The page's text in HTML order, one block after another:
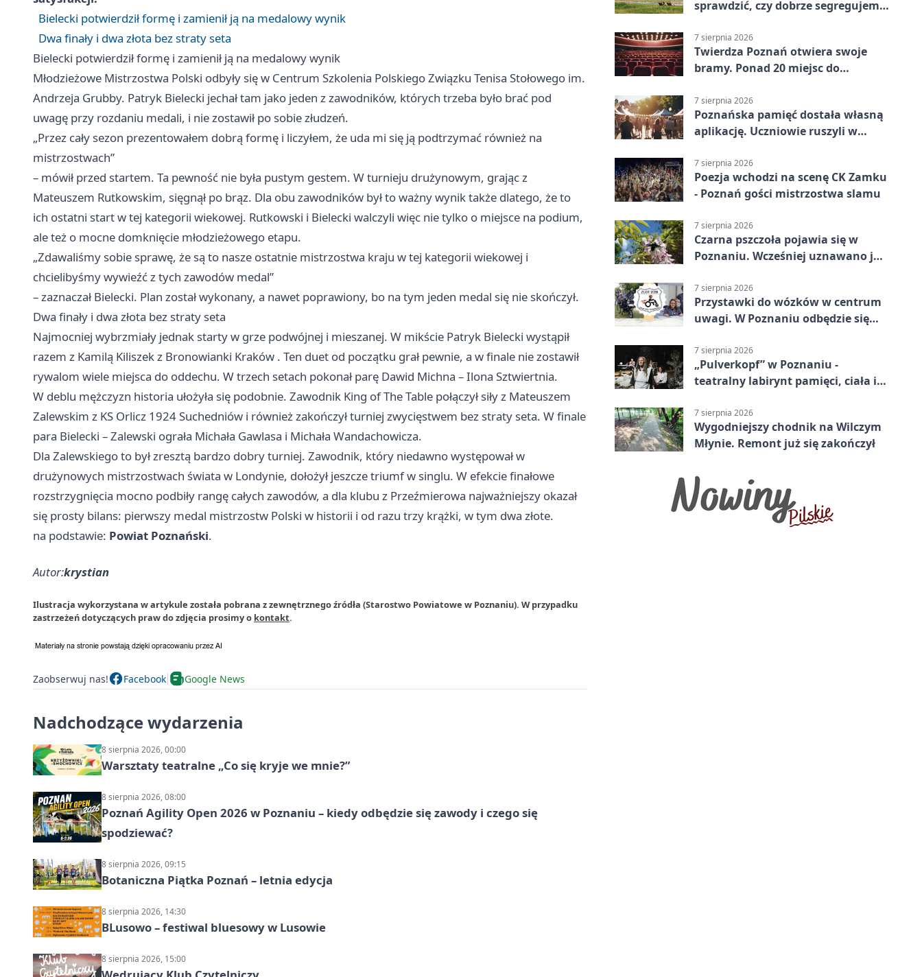
Bielecki potwierdził formę i zamienił ją na medalowy wynik
Dwa finały i dwa złota bez straty seta
Bielecki potwierdził formę i zamienił ją na medalowy wynik
Młodzieżowe Mistrzostwa Polski odbyły się w Centrum Szkolenia Polskiego Związku Tenisa Stołowego im.
Andrzeja Grubby. Patryk Bielecki jechał tam jako jeden z zawodników, których trzeba było brać pod
uwagę przy rozdaniu medali, i nie zostawił po sobie złudzeń.
„Przez cały sezon prezentowałem dobrą formę i liczyłem, że uda mi się ją podtrzymać również na
mistrzostwach”
– mówił przed startem. Ta pewność nie była pustym gestem. W turnieju drużynowym, grając z
Mateuszem Rutkowskim, sięgnął po brąz. Dla obu zawodników był to ważny wynik także dlatego, że to
ich ostatni start w tej kategorii wiekowej. Rutkowski i Bielecki walczyli więc nie tylko o miejsce na podium,
ale też o mocne domknięcie młodzieżowego etapu.
„Zdawaliśmy sobie sprawę, że są to nasze ostatnie mistrzostwa kraju w tej kategorii wiekowej i
chcielibyśmy wywieźć z tych zawodów medal”
– zaznaczał Bielecki. Plan został wykonany, a nawet poprawiony, bo na tym jeden medal się nie skończył.
Dwa finały i dwa złota bez straty seta
Najmocniej wybrzmiały jednak starty w grze podwójnej i mieszanej. W mikście Patryk Bielecki wystąpił
razem z Kamilą Kiliszek z Bronowianki Kraków . Ten duet od początku grał pewnie, a w finale nie zostawił
rywalom wiele miejsca do oddechu. W trzech setach pokonał parę Dawid Michna – Ilona Sztwiertnia.
W deblu mężczyzn historia ułożyła się podobnie. Zawodnik King of The Table połączył siły z Mateuszem
Zalewskim z KS Orlicz 1924 Suchedniów i również zakończył turniej zwycięstwem bez straty seta. W finale
para Bielecki – Zalewski ograła Michała Gawlasa i Michała Wandachowicza.
Dla Zalewskiego to był zresztą bardzo dobry turniej. Zawodnik, który niedawno występował w
drużynowych mistrzostwach świata w Londynie, dołożył jeszcze triumf w singlu. W efekcie finałowe
rozstrzygnięcia mocno podbiły rangę całych zawodów, a dla klubu z Przeźmierowa najważniejszy okazał
się prosty bilans: pierwszy medal mistrzostw Polski w historii i od razu trzy krążki, w tym dwa złote.
na podstawie: Powiat Poznański.
Autor:krystian
Ilustracja wykorzystana w artykule została pobrana z zewnętrznego źródła (Starostwo Powiatowe w Poznaniu). W przypadku
zastrzeżeń dotyczących praw do zdjęcia prosimy o kontakt.
Zaobserwuj nas! Facebook Google News
Nadchodzące wydarzenia
8 sierpnia 2026, 00:00
Warsztaty teatralne „Co się kryje we mnie?”
8 sierpnia 2026, 08:00
Poznań Agility Open 2026 w Poznaniu – kiedy odbędzie się zawody i czego się
spodziewać?
8 sierpnia 2026, 09:15
Botaniczna Piątka Poznań – letnia edycja
8 sierpnia 2026, 14:30
BLusowo – festiwal bluesowy w Lusowie
8 sierpnia 2026, 15:00
sprawdzić, czy dobrze segregujemy
7 sierpnia 2026
Twierdza Poznań otwiera swoje
bramy. Ponad 20 miejsc do
7 sierpnia 2026
Poznańska pamięć dostała własną
aplikację. Uczniowie ruszyli w
7 sierpnia 2026
Poezja wchodzi na scenę CK Zamku
- Poznań gości mistrzostwa slamu
7 sierpnia 2026
Czarna pszczoła pojawia się w
Poznaniu. Wcześniej uznawano ją
7 sierpnia 2026
Przystawki do wózków w centrum
uwagi. W Poznaniu odbędzie się
7 sierpnia 2026
„Pulverkopf” w Poznaniu -
teatralny labirynt pamięci, ciała i
7 sierpnia 2026
Wygodniejszy chodnik na Wilczym
Młynie. Remont już się zakończył